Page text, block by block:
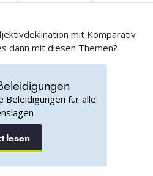
mit Komparativ
dann mit diesen Themen?
Beleidigungen für alle
lesen